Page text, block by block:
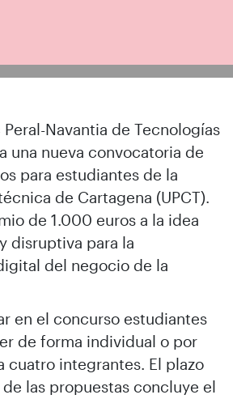
reto de la Cátedra, exponiendo su
Peral-Navantia de Tecnologías
una nueva convocatoria de
para estudiantes de la
de Cartagena (UPCT).
de 1.000 euros a la idea
disruptiva para la
del negocio de la
en el concurso estudiantes
de forma individual o por
cuatro integrantes. El plazo
las propuestas concluye el